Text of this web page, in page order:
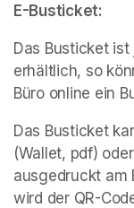
E-Busticket:
Das Busticket
erhältlich, so
Büro online ein
Das Busticket
(Wallet, pdf)
ausgedruckt am
wird der QR-